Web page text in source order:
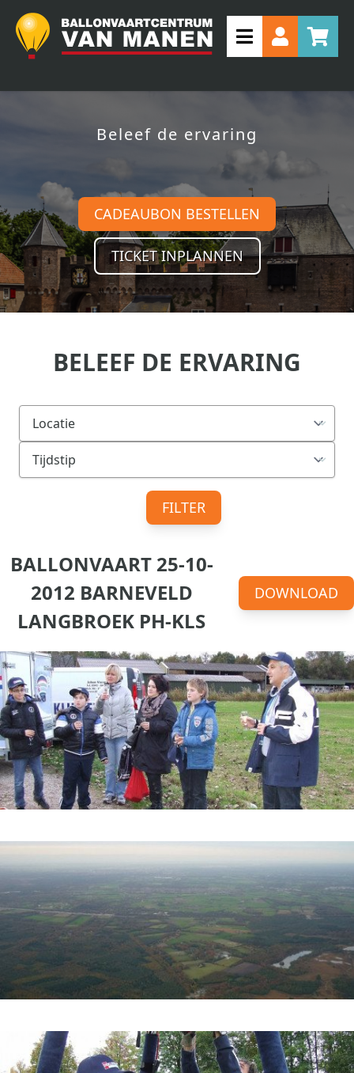
Beleef de ervaring
CADEAUBON BESTELLEN
TICKET INPLANNEN
BELEEF DE ERVARING
FILTER
BALLONVAART 25-10-
2012 BARNEVELD
LANGBROEK PH-KLS
DOWNLOAD